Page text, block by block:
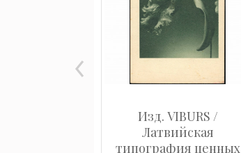
Изд. VIBURS /
Латвийская
типография ценных